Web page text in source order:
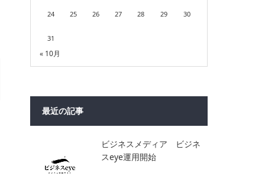
24 25 26 27 28 29 30
31
« 10月
最近の記事
ビジネスメディア ビジネ
スeye運用開始